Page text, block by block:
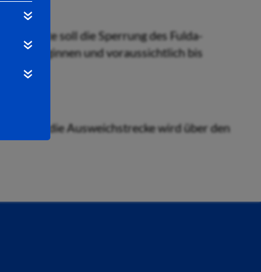
soll die Sperrung des Fulda-
beginnen und voraussichtlich bis
die Ausweichstrecke wird über den